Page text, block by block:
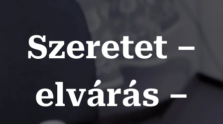
Szeretet –
elvárás –